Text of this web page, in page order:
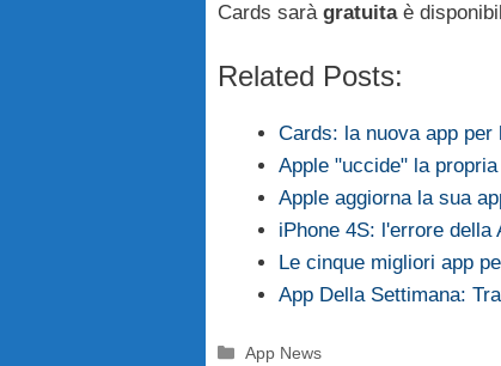
Cards sarà gratuitaè
Related Posts:
Cards: la nuova app
Apple "uccide" la
Apple aggiorna la sua
iPhone 4S: l'errore della
Le cinque migliori app
App Della Settimana:
Categorie
App News